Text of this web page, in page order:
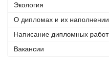
Экология
О дипломах и их наполнении
Написание дипломных работ
Вакансии